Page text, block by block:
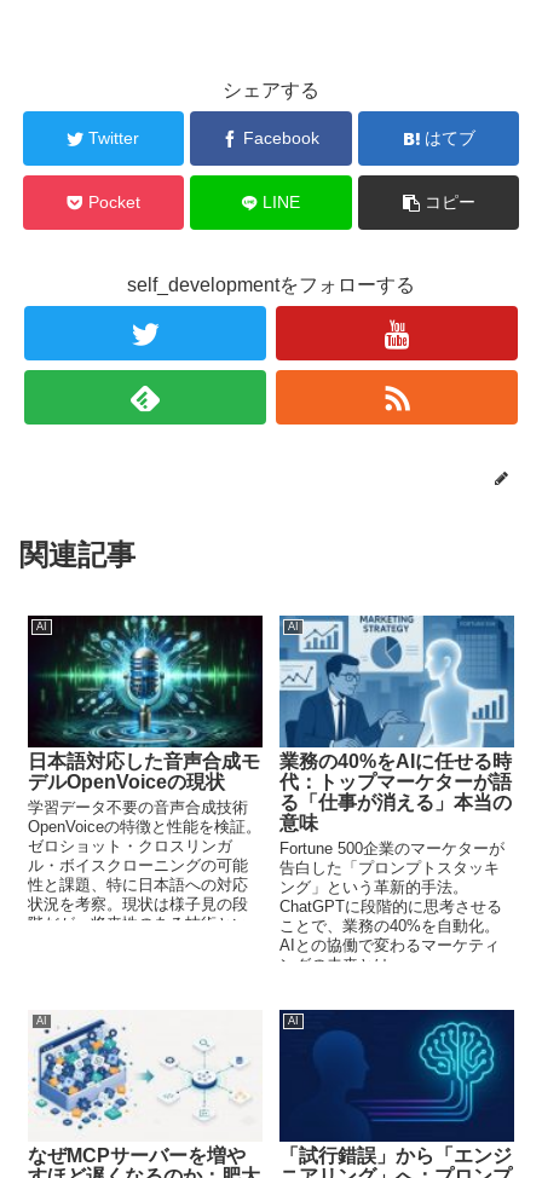
シェアする
Twitter Facebook はてブ
Pocket LINE コピー
self_developmentをフォローする
関連記事
AI
日本語対応した音声合成モ
デルOpenVoiceの現状
学習データ不要の音声合成技術
OpenVoiceの特徴と性能を検証。
ゼロショット・クロスリンガ
ル・ボイスクローニングの可能
性と課題、特に日本語への対応
状況を考察。現状は様子見の段
階だが、将来性のある技術とい
AI
業務の40%をAIに任せる時
代：トップマーケターが語
る「仕事が消える」本当の
意味
Fortune 500企業のマーケターが
告白した「プロンプトスタッキ
ング」という革新的手法。
ChatGPTに段階的に思考させる
ことで、業務の40%を自動化。
AIとの協働で変わるマーケティ
ングの未来とは。
AI
なぜMCPサーバーを増や
AI
「試行錯誤」から「エンジ